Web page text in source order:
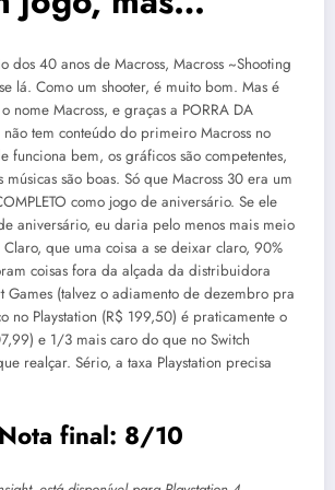
dos 40 anos de Macross, Macross ~Shooting
lá. Como um shooter, é muito bom. Mas é
nome Macross, e graças a PORRA DA
tem conteúdo do primeiro Macross no
funciona bem, os gráficos são competentes,
são boas. Só que Macross 30 era um
como jogo de aniversário. Se ele
aniversário, eu daria pelo menos mais meio
que uma coisa a se deixar claro, 90%
coisas fora da alçada da distribuidora
Games (talvez o adiamento de dezembro pra
no Playstation (R$ 199,50) é praticamente o
e 1/3 mais caro do que no Switch
realçar. Sério, a taxa Playstation precisa
Nota final: 8/10